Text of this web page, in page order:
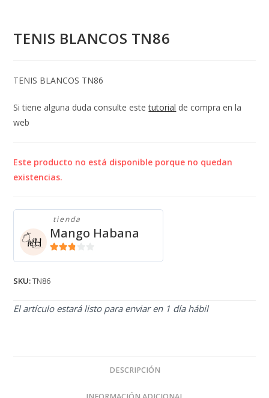
TENIS BLANCOS TN86
TENIS BLANCOS TN86
Si tiene alguna duda consulte estetutorial de compra en la
web
Este producto no está disponible porque no quedan
existencias.
tienda
Mango Habana
SKU:TN86
El artículo estará listo para enviar en 1 día hábil
DESCRIPCIÓN